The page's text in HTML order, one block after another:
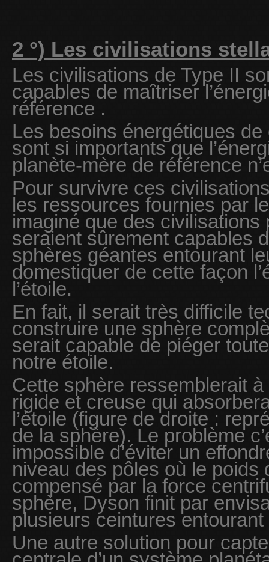
2 °) Les civilisations
Les civilisations de Type II
capables de maîtriser
référence .
Les besoins énergétiques
sont si importants que
planète-mère de référence
Pour survivre ces
les ressources fournies par
imaginé que des
seraient sûrement capables
sphères géantes entourant
domestiquer de cette façon
l’étoile.
En fait, il serait très difficile
construire une sphère
serait capable de piéger
notre étoile.
Cette sphère ressemblerait
rigide et creuse qui
l’étoile (figure de droite :
de la sphère). Le problème
impossible d’éviter un
niveau des pôles où le poids
compensé par la force
sphère, Dyson finit par
plusieurs ceintures
Une autre solution pour